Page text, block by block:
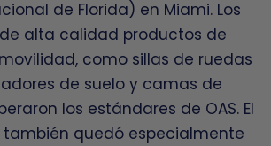
de Florida) en Miami. Los
alta calidad productos de
como sillas de ruedas
de suelo y camas de
los estándares de OAS. El
también quedó especialmente